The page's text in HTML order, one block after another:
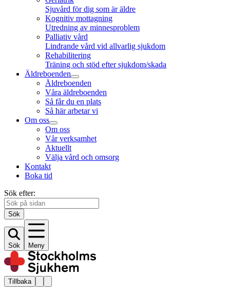
Sjuvård för dig som är äldre
Kognitiv mottagning
Utredning av minnesproblem
Palliativ vård
Lindrande vård vid allvarlig sjukdom
Rehabilitering
Träning och stöd efter sjukdom/skada
Äldreboenden
Äldreboenden
Våra äldreboenden
Så får du en plats
Så här arbetar vi
Om oss
Om oss
Vår verksamhet
Aktuellt
Välja vård och omsorg
Kontakt
Boka tid
Sök efter:
Sök
Sök Meny
Tillbaka